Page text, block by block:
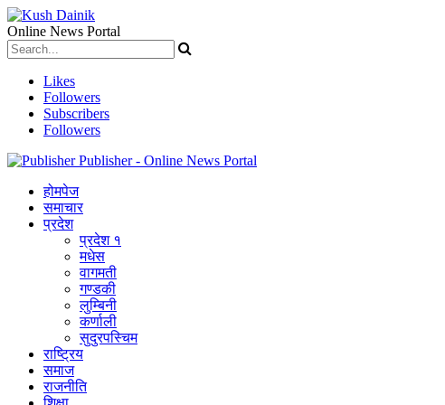
Online News Portal
Likes
Followers
Subscribers
Followers
Publisher - Online News Portal
होमपेज
समाचार
प्रदेश
प्रदेश १
मधेस
वागमती
गण्डकी
लुम्बिनी
कर्णाली
सुदुरपस्चिम
राष्ट्रिय
समाज
राजनीति